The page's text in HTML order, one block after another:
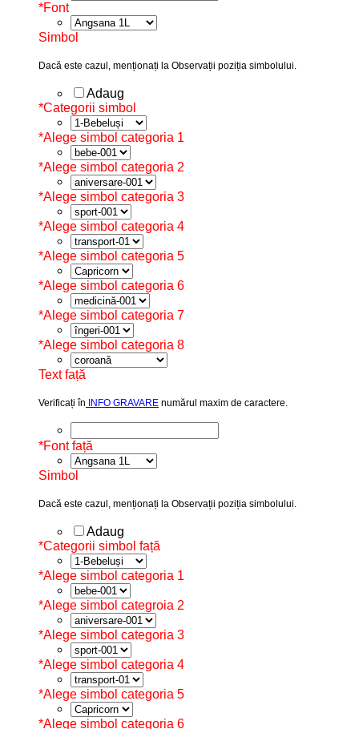
*Font
Simbol
Dacă este cazul, menționați la Observații poziția simbolului.
Adaug
*Categorii simbol
*Alege simbol categoria 1
*Alege simbol categoria 2
*Alege simbol categoria 3
*Alege simbol categoria 4
*Alege simbol categoria 5
*Alege simbol categoria 6
*Alege simbol categoria 7
*Alege simbol categoria 8
Text față
Verificați în INFO GRAVARE numărul maxim de caractere.
*Font față
Simbol
Dacă este cazul, menționați la Observații poziția simbolului.
Adaug
*Categorii simbol față
*Alege simbol categoria 1
*Alege simbol categroia 2
*Alege simbol categoria 3
*Alege simbol categoria 4
*Alege simbol categoria 5
*Alege simbol categoria 6